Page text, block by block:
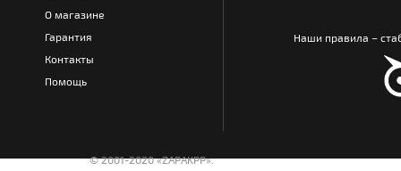
О магазине
Гарантия
Контакты
Помощь
Наши правила –
© 2001-2020 «ZAPAKPP».